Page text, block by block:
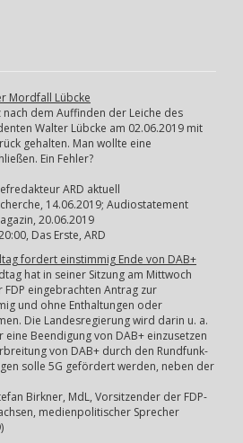
Mordfall Lübcke
nach dem Auffinden der Leiche des
Walter Lübcke am 02.06.2019 mit
gehalten. Man wollte eine
Ein Fehler?
ARD aktuell
14.06.2019; Audiostatement
20.06.2019
Das Erste, ARD
fordert einstimmig Ende von DAB+
hat in seiner Sitzung am Mittwoch
FDP eingebrachten Antrag zur
und ohne Enthaltungen oder
Die Landesregierung wird darin u. a.
Beendigung von DAB+ einzusetzen
von DAB+ durch den Rund­funk­
solle 5G gefördert werden, neben der
Birkner, MdL, Vorsitzender der FDP-
medienpolitischer Sprecher